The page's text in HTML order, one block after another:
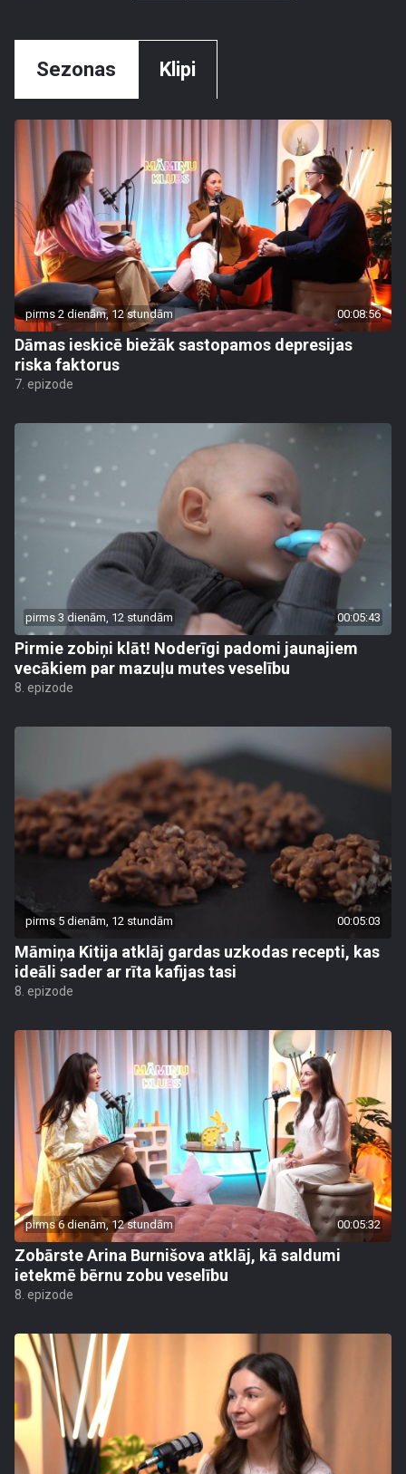
Sezonas Klipi
pirms 2 dienām, 12 stundām 00:08:56
Dāmas ieskicē biežāk sastopamos depresijas
riska faktorus
7. epizode
pirms 3 dienām, 12 stundām 00:05:43
Pirmie zobiņi klāt! Noderīgi padomi jaunajiem
vecākiem par mazuļu mutes veselību
8. epizode
pirms 5 dienām, 12 stundām 00:05:03
Māmiņa Kitija atklāj gardas uzkodas recepti, kas
ideāli sader ar rīta kafijas tasi
8. epizode
pirms 6 dienām, 12 stundām 00:05:32
Zobārste Arina Burnišova atklāj, kā saldumi
ietekmē bērnu zobu veselību
8. epizode